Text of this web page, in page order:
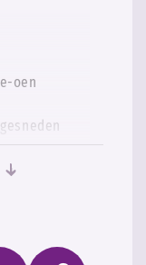
oen
dunne
gesneden